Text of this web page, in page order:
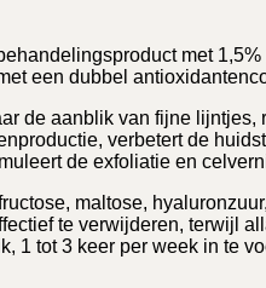
met
een dubbel
de aanblik van fijne
verbetert de
de exfoliatie en
maltose,
te verwijderen, terwijl
1 tot 3 keer per week in te